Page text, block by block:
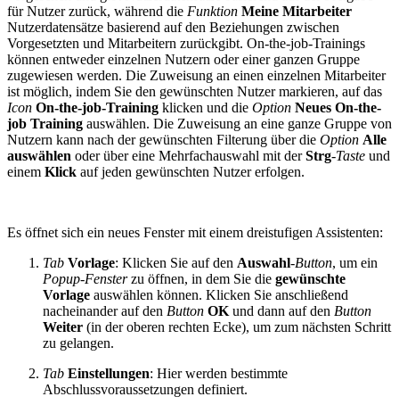
für Nutzer zurück, während die Funktion Meine Mitarbeiter
Nutzerdatensätze basierend auf den Beziehungen zwischen
Vorgesetzten und Mitarbeitern zurückgibt. On-the-job-Trainings
können entweder einzelnen Nutzern oder einer ganzen Gruppe
zugewiesen werden. Die Zuweisung an einen einzelnen Mitarbeiter
ist möglich, indem Sie den gewünschten Nutzer markieren, auf das
Icon On-the-job-Training klicken und die Option Neues On-the-
job Training auswählen. Die Zuweisung an eine ganze Gruppe von
Nutzern kann nach der gewünschten Filterung über die Option Alle
auswählen oder über eine Mehrfachauswahl mit derStrg-Taste und
einem Klick auf jeden gewünschten Nutzer erfolgen.
Es öffnet sich ein neues Fenster mit einem dreistufigen Assistenten:
Tab Vorlage: Klicken Sie auf den Auswahl-Button, um ein
Popup-Fensterzu öffnen, in dem Sie die gewünschte
Vorlage auswählen können. Klicken Sie anschließend
nacheinander auf den Button OK und dann auf den Button
Weiter (in der oberen rechten Ecke), um zum nächsten Schritt
zu gelangen.
Tab Einstellungen: Hier werden bestimmte
Abschlussvoraussetzungen definiert.